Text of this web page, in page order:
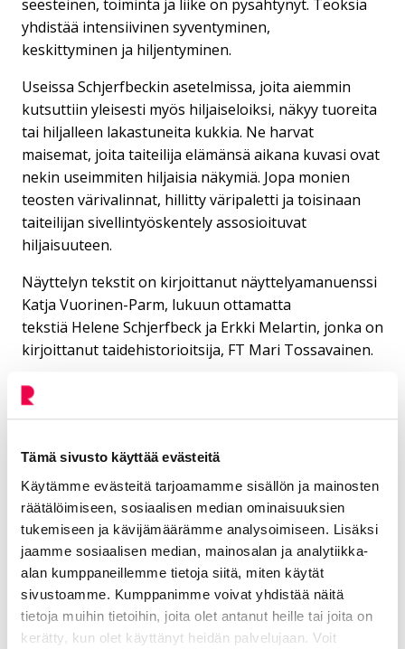
Tämä sivusto käyttää evästeitä
Käytämme evästeitä tarjoamamme sisällön ja mainosten
räätälöimiseen, sosiaalisen median ominaisuuksien
tukemiseen ja kävijämäärämme analysoimiseen. Lisäksi
jaamme sosiaalisen median, mainosalan ja analytiikka-
alan kumppaneillemme tietoja siitä, miten käytät
sivustoamme. Kumppanimme voivat yhdistää näitä
tietoja muihin tietoihin, joita olet antanut heille tai joita on
kerätty, kun olet käyttänyt heidän palvelujaan. Voit
seesteinen, toiminta ja liike on pysähtynyt. Teoksia
yhdistää intensiivinen syventyminen,
keskittyminen ja hiljentyminen.
Useissa Schjerfbeckin asetelmissa, joita aiemmin
kutsuttiin yleisesti myös hiljaiseloiksi, näkyy tuoreita
tai hiljalleen lakastuneita kukkia. Ne harvat
maisemat, joita taiteilija elämänsä aikana kuvasi ovat
nekin useimmiten hiljaisia näkymiä. Jopa monien
teosten värivalinnat, hillitty väripaletti ja toisinaan
taiteilijan sivellintyöskentely assosioituvat
hiljaisuuteen.
Näyttelyn tekstit on kirjoittanut näyttelyamanuenssi
Katja Vuorinen-Parm, lukuun ottamatta
tekstiä Helene Schjerfbeck ja Erkki Melartin, jonka on
kirjoittanut taidehistorioitsija, FT Mari Tossavainen.
Luvassa myös näyttelyyn
Näyttelyn yhteydessä tullaan järjestämään
yleisöopastuksia sekä myöhemmin myös luentoja ja
muuta ohjelmaa. Kuvataiteenpäivänä 10.7.2026
Riemu-museoissa järjestetään Helene Schjerfbeck -
monologi (käsikirjoitus ja Helenen rooli: Marika
Sampio-Utriainen).